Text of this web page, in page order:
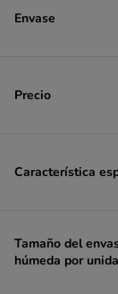
Envase
Precio
Característica
Tamaño del
húmeda por